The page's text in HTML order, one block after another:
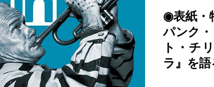
◉表紙・
パンク
ト・チ
ラ』を語